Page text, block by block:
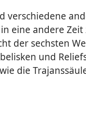
verschiedene
eine andere Zeit
der sechsten
und
die